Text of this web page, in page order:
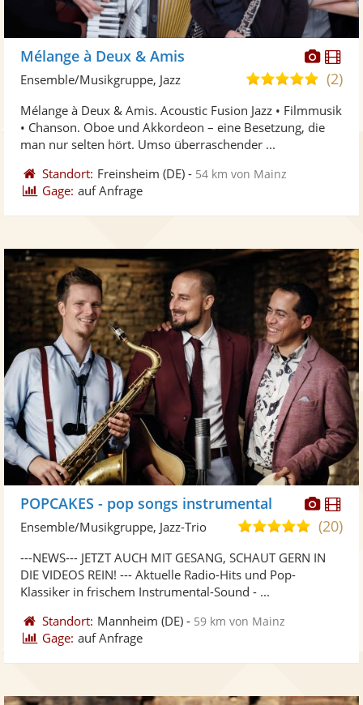
Fotos
Mélange à Deux & Amis
5,0
5
(2)
Ensemble/Musikgruppe, Jazz
Mélange à Deux & Amis. Acoustic Fusion Jazz • Filmmusik
• Chanson. Oboe und Akkordeon – eine Besetzung, die
man nur selten hört. Umso überraschender ...
Standort: Freinsheim (DE) - 54 km von Mainz
Gage: auf Anfrage
Fotos
POPCAKES - pop songs instrumental
5,0
5
(20)
Ensemble/Musikgruppe, Jazz-Trio
---NEWS--- JETZT AUCH MIT GESANG, SCHAUT GERN IN
DIE VIDEOS REIN! --- Aktuelle Radio-Hits und Pop-
Klassiker in frischem Instrumental-Sound - ...
Standort: Mannheim (DE) - 59 km von Mainz
Gage: auf Anfrage